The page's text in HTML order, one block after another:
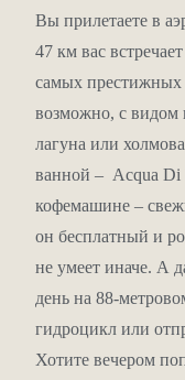
Spago –
всемирно
А ещё кафе-
круглосуточных
Спа и
В прошлом году
награду как
закрытый бассейн,
инфракрасная
процедуры для
Вы прилетаете в
47 км вас
самых престижных
возможно, с видом
лагуна или
ванной – Acqua Di
кофемашине –
он бесплатный и
не умеет иначе. А
день на 88-
гидроцикл или
Хотите вечером